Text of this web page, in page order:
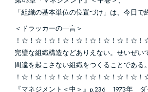
「組織の基本単位の位置づけ」は、今日で
＜ドラッカーの一言＞
！☆！☆！☆！☆！☆！☆！☆！☆！☆！
完璧な組織構造などありえない。せいぜい
間違を起こさない組織をつくることである。
！☆！☆！☆！☆！☆！☆！☆！☆！☆！
『マネジメント＜中＞』p.236 1973年 ダ